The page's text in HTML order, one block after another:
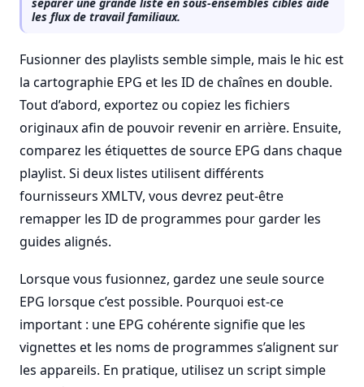
les flux de travail familiaux.
Fusionner des playlists semble simple, mais le hic est
la cartographie EPG et les ID de chaînes en double.
Tout d’abord, exportez ou copiez les fichiers
originaux afin de pouvoir revenir en arrière. Ensuite,
comparez les étiquettes de source EPG dans chaque
playlist. Si deux listes utilisent différents
fournisseurs XMLTV, vous devrez peut-être
remapper les ID de programmes pour garder les
guides alignés.
Lorsque vous fusionnez, gardez une seule source
EPG lorsque c’est possible. Pourquoi est-ce
important : une EPG cohérente signifie que les
vignettes et les noms de programmes s’alignent sur
les appareils. En pratique, utilisez un script simple